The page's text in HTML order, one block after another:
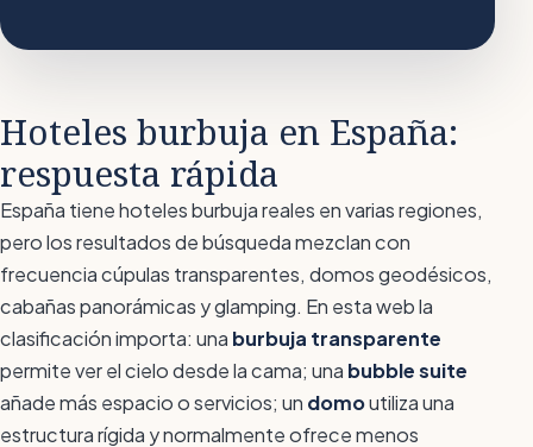
Hoteles burbuja en España:
respuesta rápida
España tiene hoteles burbuja reales en varias regiones,
pero los resultados de búsqueda mezclan con
frecuencia cúpulas transparentes, domos geodésicos,
cabañas panorámicas y glamping. En esta web la
clasificación importa: una burbuja transparente
permite ver el cielo desde la cama; una bubble suite
añade más espacio o servicios; un domoutiliza una
estructura rígida y normalmente ofrece menos